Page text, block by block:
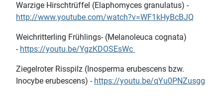
Warzige Hirschtrüffel (Elaphomyces granulatus) -
http://www.youtube.com/watch?v=WF1kHyBcBJQ
Weichritterling Frühlings- (Melanoleuca cognata)
- https://youtu.be/YgzKDOSEsWc
Ziegelroter Risspilz (Inosperma erubescens bzw.
Inocybe erubescens) - https://youtu.be/qYu0PNZusgg